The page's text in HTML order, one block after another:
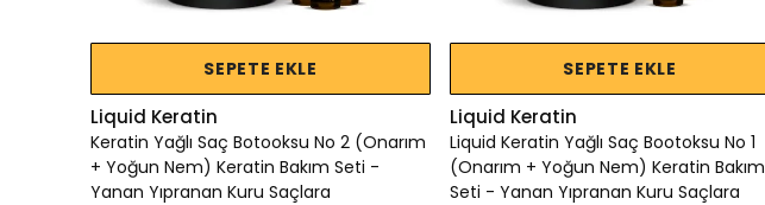
SEPETE EKLE
Liquid Keratin
Keratin Yağlı Saç Botooksu No 2 (Onarım
+ Yoğun Nem) Keratin Bakım Seti -
Yanan Yıpranan Kuru Saçlara
SEPETE EKLE
Liquid Keratin
Liquid Keratin Yağlı Saç Bootoksu No 1
(Onarım + Yoğun Nem) Keratin Bakım
Seti - Yanan Yıpranan Kuru Saçlara